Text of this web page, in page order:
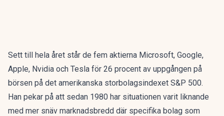
Sett till hela året står de fem aktierna Microsoft, Google,
Apple, Nvidia och Tesla för 26 procent av uppgången på
börsen på det amerikanska storbolagsindexet S&P 500.
Han pekar på att sedan 1980 har situationen varit liknande
med mer snäv marknadsbredd där specifika bolag som